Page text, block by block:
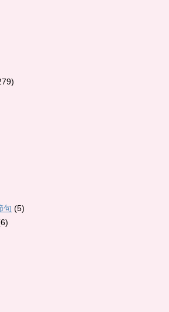
句 (5)